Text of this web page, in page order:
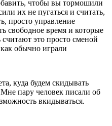
чтобы вы тормошили
их не пугаться и считать,
просто управление
свободное время и которые
это просто сменой
как обычно играли
куда будем скидывать
Мне пару человек писали об
вкидываться.